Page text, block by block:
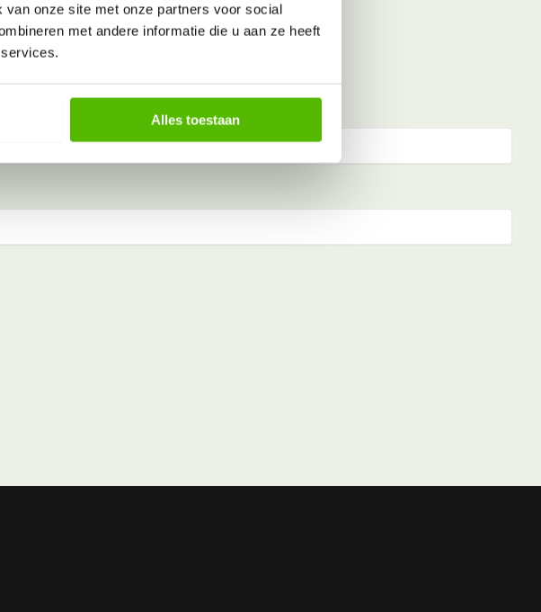
onze site met onze partners voor social
met andere informatie die u aan ze heeft
Alles toestaan